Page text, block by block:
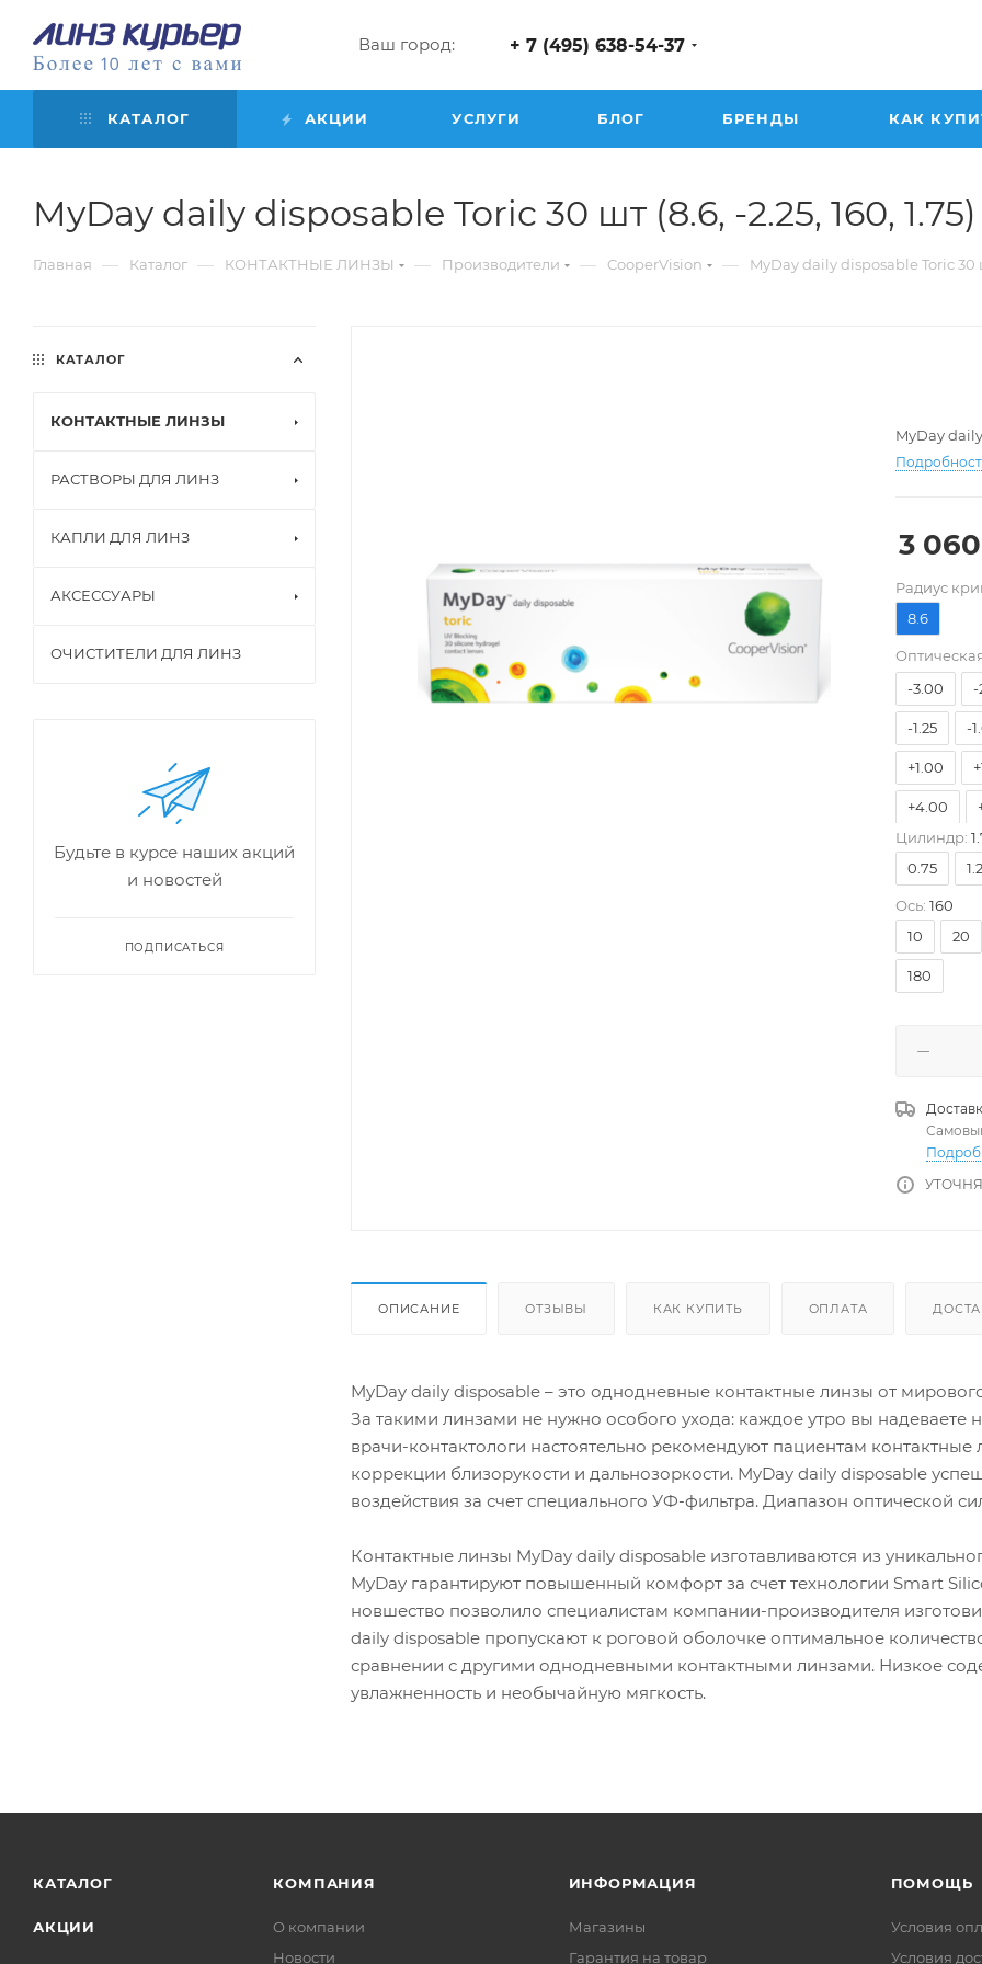
Ваш город: + 7 (495) 638-54-37
КАТАЛОГ АКЦИИ УСЛУГИ БЛОГ БРЕНДЫ КАК
MyDay daily disposable Toric 30 шт (8.6, -2.25, 160, 1.75)
Главная — Каталог — КОНТАКТНЫЕ ЛИНЗЫ — Производители — CooperVision — MyDay daily disposable Toric 30
MyDay
3 060
Pадиус
8.6-7.00
-3.00 -
-1.25 -
+1.00
+4.00
Цилиндр:
0.75
Ось: 160
10
20
180
ОПИСАНИЕ ОТЗЫВЫ КАК КУПИТЬ ОПЛАТА
MyDay daily disposable – это однодневные контактные линзы от
За такими линзами не нужно особого ухода: каждое утро вы надеваете
врачи-контактологи настоятельно рекомендуют пациентам
коррекции близорукости и дальнозоркости. MyDay daily disposable
воздействия за счет специального УФ-фильтра. Диапазон оптической
Контактные линзы MyDay daily disposable изготавливаются из
MyDay гарантируют повышенный комфорт за счет технологии Smart
новшество позволило специалистам компании-производителя
daily disposable пропускают к роговой оболочке оптимальное
сравнении с другими однодневными контактными линзами. Низкое
увлажненность и необычайную мягкость.
КАТАЛОГ
КОНТАКТНЫЕ ЛИНЗЫ
РАСТВОРЫ ДЛЯ ЛИНЗ
КАПЛИ ДЛЯ ЛИНЗ
АКСЕССУАРЫ
ОЧИСТИТЕЛИ ДЛЯ ЛИНЗ
Будьте в курсе наших акций
и новостей
ПОДПИСАТЬСЯ
КАТАЛОГ
АКЦИИ
КОМПАНИЯ
О компании
Новости
ИНФОРМАЦИЯ
Магазины
Гарантия на товар
ПОМОЩЬ
Условия
Условия